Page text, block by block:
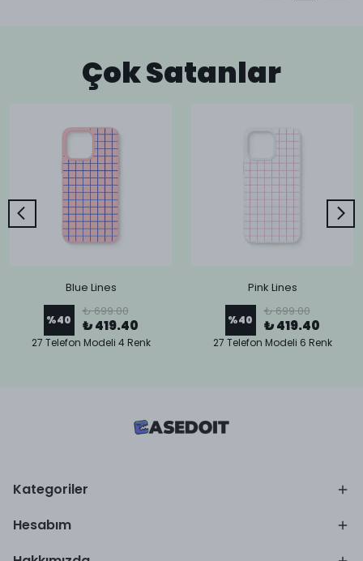
Çok Satanlar
Blue Lines
%40
₺ 699.00
₺ 419.40
27 Telefon Modeli 4 Renk
Pink Lines
%40
₺ 699.00
₺ 419.40
27 Telefon Modeli 6 Renk
Kategoriler
Hesabım